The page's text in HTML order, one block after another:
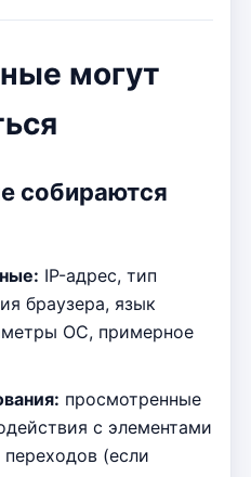
могут
собираются
IP-адрес, тип
браузера, язык
ОС, примерное
просмотренные
с элементами
(если